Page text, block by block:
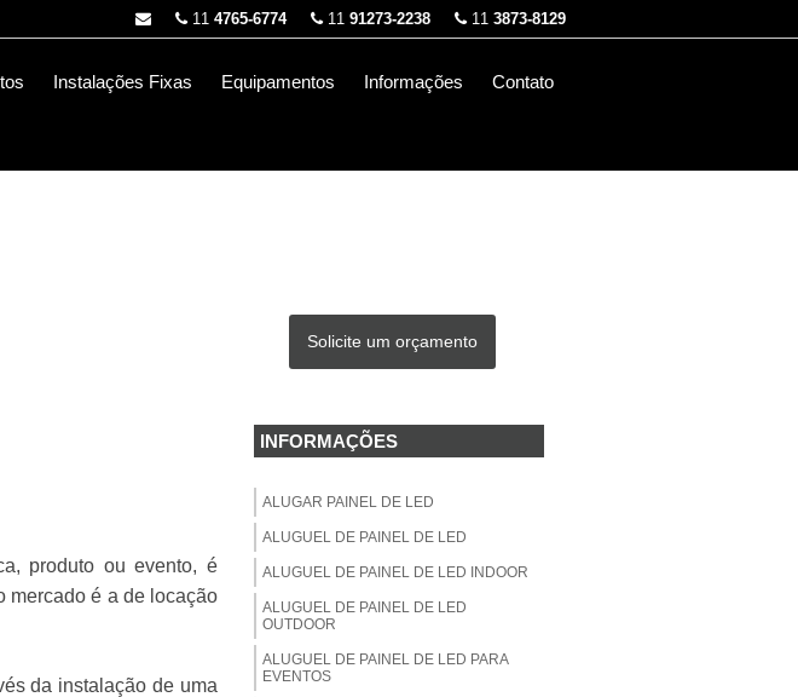
11 3873-8129
11 91273-2238
11 4765-6774
Instalações Fixas Equipamentos Informações Contato
produto ou evento, é
mercado é a de locação
da instalação de uma
Solicite um orçamento
INFORMAÇÕES
ALUGAR PAINEL DE LED
ALUGUEL DE PAINEL DE LED
ALUGUEL DE PAINEL DE LED INDOOR
ALUGUEL DE PAINEL DE LED
OUTDOOR
ALUGUEL DE PAINEL DE LED PARA
EVENTOS